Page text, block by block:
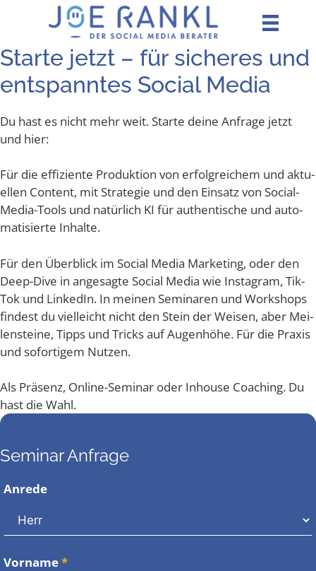
Star­te jetzt – für siche­res und
ent­spann­tes Social Media
Du hast es nicht mehr weit. Star­te dei­ne Anfra­ge jetzt
und hier:
Für die effi­zi­en­te Pro­duk­ti­on von erfolg­rei­chem und aktu­
el­len Con­tent, mit Stra­te­gie und den Ein­satz von Social-
Media-Tools und natür­lich KI für authen­ti­sche und auto­
ma­ti­sier­te Inhalte.
Für den Über­blick im Social Media Mar­ke­ting, oder den
Deep-Dive in ange­sag­te Social Media wie Insta­gram, Tik­
Tok und Lin­ke­dIn. In mei­nen Semi­na­ren und Work­shops
fin­dest du viel­leicht nicht den Stein der Wei­sen, aber Mei­
len­stei­ne, Tipps und Tricks auf Augen­hö­he. Für die Pra­xis
und sofor­ti­gem Nutzen.
Als Prä­senz, Online-Semi­nar oder Inhouse Coa­ching. Du
hast die Wahl.
Seminar Anfrage
Anrede
Vorname*